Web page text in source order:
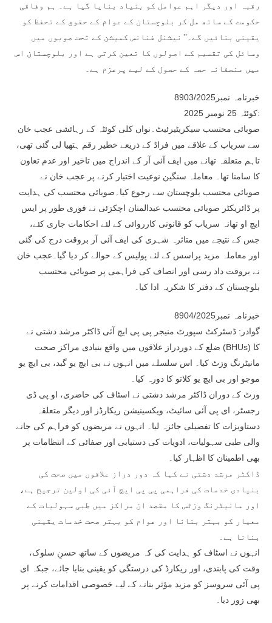
رقبہ اور دیگر اہم عوامل کو بنیاد بنایا گیا ہے۔ ہم وفاقی
حکومت کے ساتھ مل کر بلوچستان کے عوام کے حقوق کے تحفظ کو
یقینی بنائیں گے۔” نیشنل فنانس کمیشن کے تحت صوبوں میں
وسائل کی تقسیم کے اصولوں کا تعین کرتی ہے اور بلوچستان اس
میں منصفانہ حصہ کے حصول کے لیے پرعزم ہے۔
خبرنامہ نمبر8903/2025
کوئٹہ 25 نومبر 2025:
صوبائی محتسب سیکریٹیرئیٹ۔نواں کلی کوئٹہ کے رہائشی عجب خان
سے سریاب کے علاقے میں فراڈ کے ذریعے خطیر رقم ہتھیا لی گئی تھی،
تاہم متعلقہ تھانے میں ایف آئی آر کے اندراج میں تاخیر اور عدم تعاون
کا سامنا تھا۔ معاملہ سنگین نوعیت اختیار کرنے پر عجب خان نے
صوبائی محتسب بلوچستان سے رجوع کیا۔صوبائی محتسب کی ہدایت
پر ڈائریکٹر صوبائی محتسب عبدالمنان اچکزئی نے فوری طور پر ایس
ایچ او تھانہ سریاب کو قانونی کارروائی کے لئے احکامات جاری کئے،
جس کے نتیجے میں متاثرہ شہری کی ایف آئی آر بروقت درج کی گئی
اور معاملہ مزید پراسس کے لئے پولیس کے حوالے کر دیا گیا۔عجب خان
نے بروقت داد رسی اور انصاف کی فراہمی پر صوبائی محتسب
بلوچستان کے دفتر کا شکریہ ادا کیا۔
خبرنامہ نمبر8904/2025
گوادر: ڈسٹرکٹ سپورٹ منیجر پی پی ایچ آئی ڈاکٹر مرشد دشتی نے
ضلع کے دوردراز علاقوں میں واقع بنیادی مراکز صحت (BHUs) کا
مانیٹرنگ وزٹ کیا۔ اس سلسلے میں انہوں نے بی ایچ یو گبد، بی ایچ یو
موجو اور بی ایچ یو کلاتو کا دورہ کیا۔
وزٹ کے دوران ڈاکٹر مرشد دشتی نے اسٹاف کی حاضری، او پی ڈی
رجسٹر، ای پی آئی سائیٹ، ویکسینیشن ریکارڈز اور دیگر متعلقہ
دستاویزات کا تفصیلی جائزہ لیا۔ انہوں نے مریضوں کو فراہم کی جانے
والی طبی سہولیات، ادویات کی دستیابی اور صفائی کے انتظامات پر
بھی اطمینان کا اظہار کیا۔
ڈاکٹر مرشد دشتی نے کہا کہ دور دراز علاقوں میں صحت کی
بنیادی خدمات کی فراہمی پی پی ایچ آئی کی اولین ترجیح ہے،
اور مانیٹرنگ وزٹس کا مقصد ان مراکز میں طبی سہولیات کے
معیار کو بہتر بنانا اور عوام کو بہتر صحت خدمات یقینی
بنانا ہے۔
انہوں نے اسٹاف کو ہدایت کی کہ مریضوں کے ساتھ حسنِ سلوک،
وقت کی پابندی، اور ریکارڈ کی درستگی کو یقینی بنایا جائے، جبکہ ای
پی آئی سروسز کو مزید مؤثر بنانے کے لیے خصوصی اقدامات کرنے پر
بھی زور دیا۔